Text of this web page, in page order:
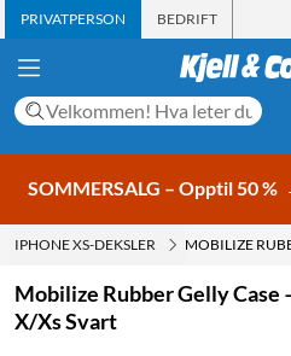
PRIVATPERSON BEDRIFT
SOMMERSALG – Opptil 50 %
IPHONE XS-DEKSLER
Mobilize Rubber Gelly
X/Xs Svart